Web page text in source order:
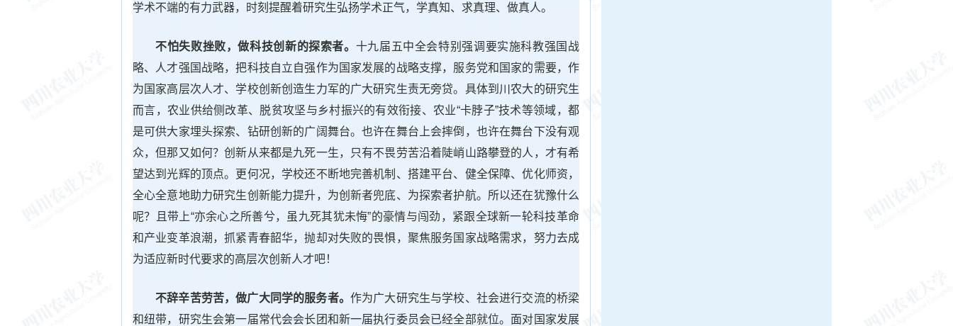
学术不端的有力武器，时刻提醒着研究生弘扬学术正气，学真知、求真理、做真人。
不怕失败挫败，做科技创新的探索者。 十九届五中全会特别强调要实施科教强国战
略、人才强国战略，把科技自立自强作为国家发展的战略支撑，服务党和国家的需要，作
为国家高层次人才、学校创新创造生力军的广大研究生责无旁贷。具体到川农大的研究生
而言，农业供给侧改革、脱贫攻坚与乡村振兴的有效衔接、农业“卡脖子”技术等领域，都
是可供大家埋头探索、钻研创新的广阔舞台。也许在舞台上会摔倒，也许在舞台下没有观
众，但那又如何？创新从来都是九死一生，只有不畏劳苦沿着陡峭山路攀登的人，才有希
望达到光辉的顶点。更何况，学校还不断地完善机制、搭建平台、健全保障、优化师资，
全心全意地助力研究生创新能力提升，为创新者兜底、为探索者护航。所以还在犹豫什么
呢？且带上“亦余心之所善兮，虽九死其犹未悔”的豪情与闯劲，紧跟全球新一轮科技革命
和产业变革浪潮，抓紧青春韶华，抛却对失败的畏惧，聚焦服务国家战略需求，努力去成
为适应新时代要求的高层次创新人才吧！
不辞辛苦劳苦，做广大同学的服务者。 作为广大研究生与学校、社会进行交流的桥梁
和纽带， 研究生会第一届常代会会长团和新一届执行委员会已经全部就位。面对国家发展